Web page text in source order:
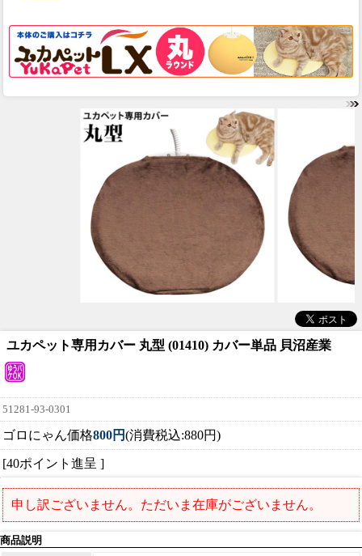
ユカペット専用カバー 丸型 (01410) カバー単品 貝沼産業
51281-93-0301
ゴロにゃん価格800円(消費税込:880円)
[40ポイント進呈 ]
申し訳ございません。ただいま在庫がございません。
商品説明